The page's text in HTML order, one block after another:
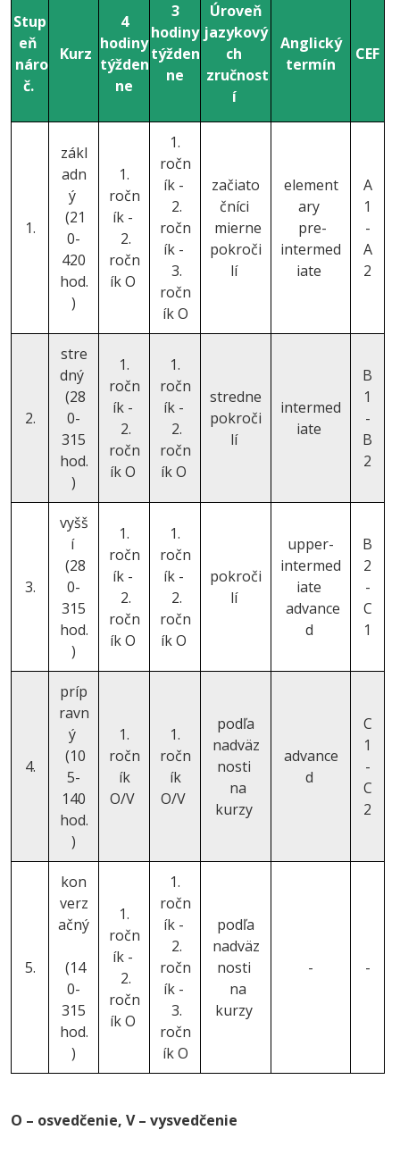
Stup
eň
náro
č.
Kurz
4
hodiny
týžden
ne
3
hodiny
týžden
ne
Úroveň
jazykový
ch
zručnost
í
Anglický
termín
CEF
1.
zákl
adn
ý
(21
0-
420
hod.
)
1.
ročn
ík -
2.
ročn
ík O
1.
ročn
ík -
2.
ročn
ík -
3.
ročn
ík O
začiato
čníci
mierne
pokroči
lí
element
ary
pre-
intermed
iate
A
1
-
A
2
2.
stre
dný
(28
0-
315
hod.
)
1.
ročn
ík -
2.
ročn
ík O
1.
ročn
ík -
2.
ročn
ík O
stredne
pokroči
lí
intermed
iate
B
1
-
B
2
3.
vyšš
í
(28
0-
315
hod.
)
1.
ročn
ík -
2.
ročn
ík O
1.
ročn
ík -
2.
ročn
ík O
pokroči
lí
upper-
intermed
iate
advance
d
B
2
-
C
1
4.
príp
ravn
ý
(10
5-
140
hod.
)
1.
ročn
ík
O/V
1.
ročn
ík
O/V
podľa
nadväz
nosti
na
kurzy
advance
d
C
1
-
C
2
5.
kon
verz
ačný
(14
0-
315
hod.
)
1.
ročn
ík -
2.
ročn
ík O
1.
ročn
ík -
2.
ročn
ík -
3.
ročn
ík O
podľa
nadväz
nosti
na
kurzy
- -
O – osvedčenie, V – vysvedčenie